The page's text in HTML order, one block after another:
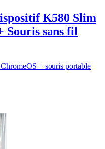
K580 Slim
sans fil
+ souris portable